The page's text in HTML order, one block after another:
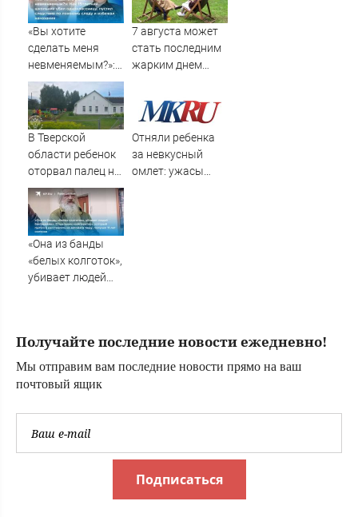
силовиков -
Новости на
«Вы хотите
сделать меня
невменяемым?»:
Как 15-летний
школьник убил
одноклассницу,
пустил следствие
по ложному следу
7 августа может
стать последним
жарким днем
Москве - Новости
на Вести.ru
В Тверской
области ребенок
оторвал палец на
площадке в
детском саду
Отняли ребенка
за невкусный
омлет: ужасы
«Она из банды
«белых колготок»,
убивает людей
расстрелять из
получил 11 лет
Получайте последние новости ежедневно!
Мы отправим вам последние новости прямо на ваш
почтовый ящик
Подписаться